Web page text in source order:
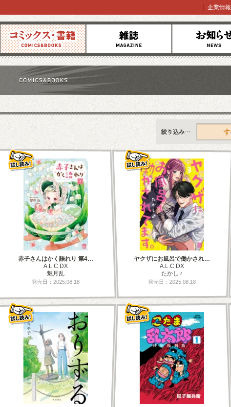
コミックス 雑誌 お知らせ
企業情報
新刊情報
すべて
赤子さんはかく語れり 第4…
A.L.C.DX
魅月乱
発売日：2025.08.18
ヤクザにお風呂で働かされ…
A.L.C.DX
たかし♂
発売日：2025.08.18